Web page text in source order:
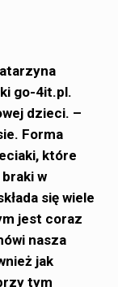
go-4it.pl.
dzieci. –
Forma
które
w
się wiele
jest coraz
nasza
jak
tym